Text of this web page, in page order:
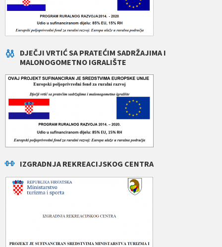
DJEČJI VRTIĆ SA PRATEĆIM SADRŽAJIMA I
MALONOGOMETNO IGRALIŠTE
IZGRADNJA REKREACIJSKOG CENTRA